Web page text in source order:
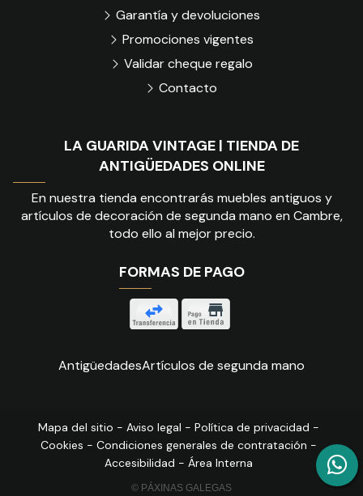
LA GUARIDA VINTAGE | TIENDA DE
ANTIGÜEDADES ONLINE
En nuestra tienda encontrarás muebles antiguos y
artículos de decoración de segunda mano en Cambre,
todo ello al mejor precio.
FORMAS DE PAGO
Garantía y devoluciones
Promociones vigentes
Validar cheque regalo
Contacto
AntigüedadesArtículos de segunda mano
Mapa del sitio - Aviso legal - Política de privacidad -
Cookies - Condiciones generales de contratación -
Accesibilidad - Área Interna
© PÁXINAS GALEGAS